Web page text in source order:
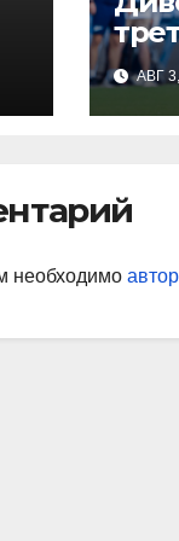
АВГ
необходимо